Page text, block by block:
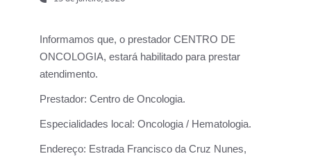
Informamos que, o prestador CENTRO DE
ONCOLOGIA, estará habilitado para prestar
atendimento.
Prestador: Centro de Oncologia.
Especialidades local: Oncologia / Hematologia.
Endereço: Estrada Francisco da Cruz Nunes,